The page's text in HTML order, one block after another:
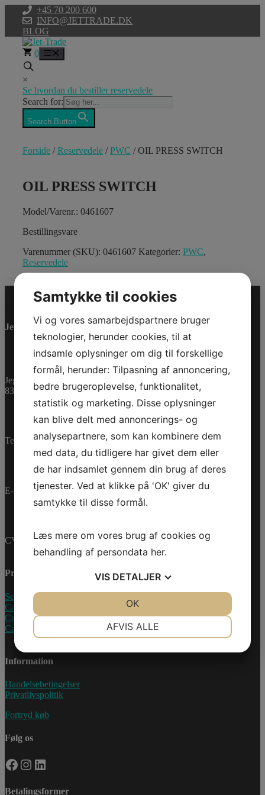
indhold
+45 70 200 600
INFO@JETTRADE.DK
BLOG
0
×
Se hvordan du bestiller reservedele
Search for:
Search Button
Forside /Reservedele /PWC / OIL PRESS SWITCH
OIL PRESS SWITCH
Model/Varenr.: 0461607
Bestillingsvare
Varenummer (SKU): 0461607 Kategorier: PWC,
Reservedele
Jet-Trade Powersport
Jegstrupvej 280
8361 Hasselager
Telefon:+45 70 200 600
E-mail:info@jettrade.dk
CVR-nummer: 27233678
Produkter
Sea-Doo Vandscooter
Can-Am ATV
Can-Am UTV
Can-Am Roadster
Information
Handelsebetingelser
Privatlivspolitik
Fortryd køb
Følg os
Facebook
Instagram
LinkedIn
Betalingsformer
Samtykke til cookies
Vi og vores samarbejdspartnere bruger
teknologier, herunder cookies, til at
indsamle oplysninger om dig til forskellige
formål, herunder: Tilpasning af annoncering,
bedre brugeroplevelse, funktionalitet,
statistik og marketing. Disse oplysninger
kan blive delt med annoncerings- og
analysepartnere, som kan kombinere dem
med data, du tidligere har givet dem eller
de har indsamlet gennem din brug af deres
tjenester. Ved at klikke på 'OK' giver du
samtykke til disse formål.
Læs mere om vores brug af cookies og
behandling af persondata her.
VIS DETALJER
AFVIS ALLE
OK